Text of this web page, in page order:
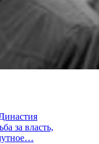
за власть,